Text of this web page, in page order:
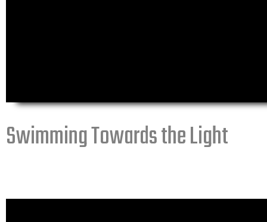
Swimming Towards the Light